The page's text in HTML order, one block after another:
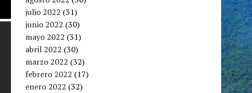
julio 2022 (31)
junio 2022 (30)
mayo 2022 (31)
abril 2022 (30)
marzo 2022 (32)
febrero 2022 (17)
enero 2022 (32)